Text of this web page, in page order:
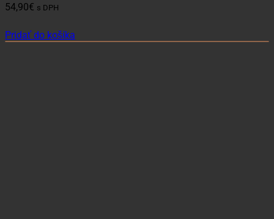
54,90€ s DPH
Pridať do košíka